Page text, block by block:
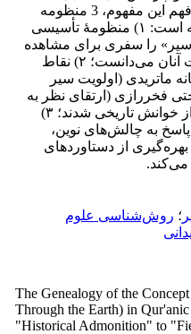
یافته‌های تحقیق نشان می‌دهد که فهم این مفهوم، 3 منظومه
تفسیری اصلی را پشتِ‌سر گذاشته است: ۱) منظومۀ تأسیسی
را سفری برای مشاهده
آثار گذشتگان و عبرت از سرنوشت آنان می‌دانست؛ ۲) نقاط
ماتریدی (اولویت سیر
فخررازی (ارتقای نظر به
تحقیق استدلالی)، زمینه‌ساز گذار از خوانش تاریخی شدند؛ ۳)
به چالش‌های نوین،
از دستاوردهای
؛ روش‌شناسی علوم
The Genealogy of the
Through the Earth) in
"Historical Admonition" to